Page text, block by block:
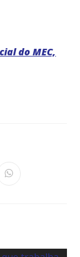
do MEC,